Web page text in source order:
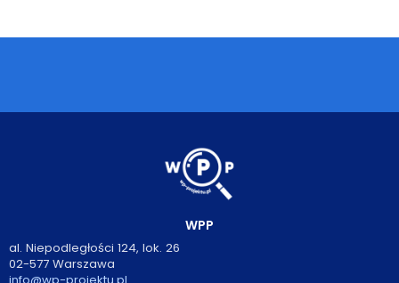
WPP
al. Niepodległości 124, lok. 26
02-577 Warszawa